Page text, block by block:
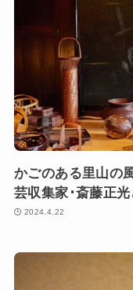
かごのある里山の
芸収集家･斎藤正
2024.4.22